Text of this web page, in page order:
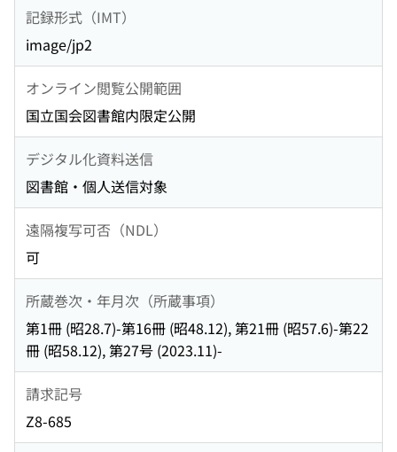
記録形式（IMT）
image/jp2
オンライン閲覧公開範囲
国立国会図書館内限定公開
デジタル化資料送信
図書館・個人送信対象
遠隔複写可否（NDL）
可
所蔵巻次・年月次（所蔵事項）
第1冊 (昭28.7)-第16冊 (昭48.12), 第21冊 (昭57.6)-第22
冊 (昭58.12), 第27号 (2023.11)-
請求記号
Z8-685